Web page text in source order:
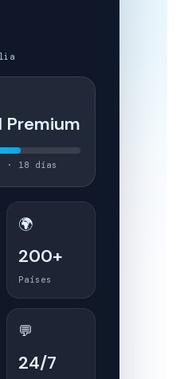
Premium
· 18 días
🌍
200+
Países
💬
24/7